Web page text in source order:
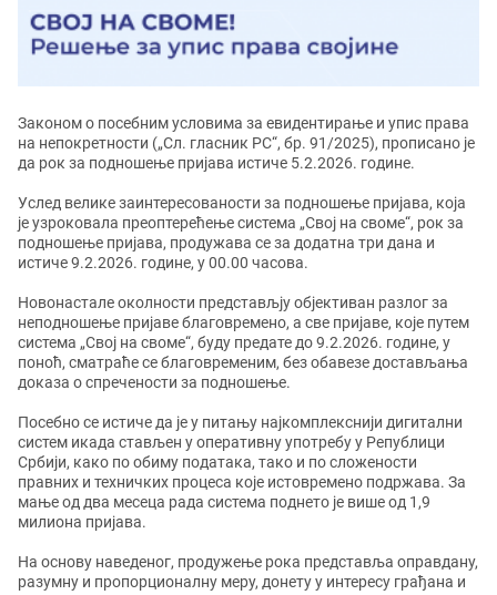
Законом о посебним условима за евидентирање и упис права
на непокретности („Сл. гласник РС“, бр. 91/2025), прописано је
да рок за подношење пријава истиче 5.2.2026. године.
Услед велике заинтересованости за подношење пријава, која
је узроковала преоптерећење система „Свој на своме“, рок за
подношење пријава, продужава се за додатна три дана и
истиче 9.2.2026. године, у 00.00 часова.
Новонастале околности представљју објективан разлог за
неподношење пријаве благовремено, а све пријаве, које путем
система „Свој на своме“, буду предате до 9.2.2026. године, у
поноћ, сматраће се благовременим, без обавезе достављања
доказа о спречености за подношење.
Посебно се истиче да је у питању најкомплекснији дигитални
систем икада стављен у оперативну употребу у Републици
Србији, како по обиму података, тако и по сложености
правних и техничких процеса које истовремено подржава. За
мање од два месеца рада система поднето је више од 1,9
милиона пријава.
На основу наведеног, продужење рока представља оправдану,
разумну и пропорционалну меру, донету у интересу грађана и